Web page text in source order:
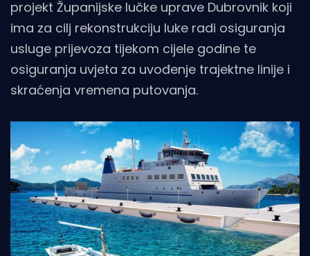
projekt Županijske lučke uprave Dubrovnik koji
ima za cilj rekonstrukciju luke radi osiguranja
usluge prijevoza tijekom cijele godine te
osiguranja uvjeta za uvođenje trajektne linije i
skraćenja vremena putovanja.